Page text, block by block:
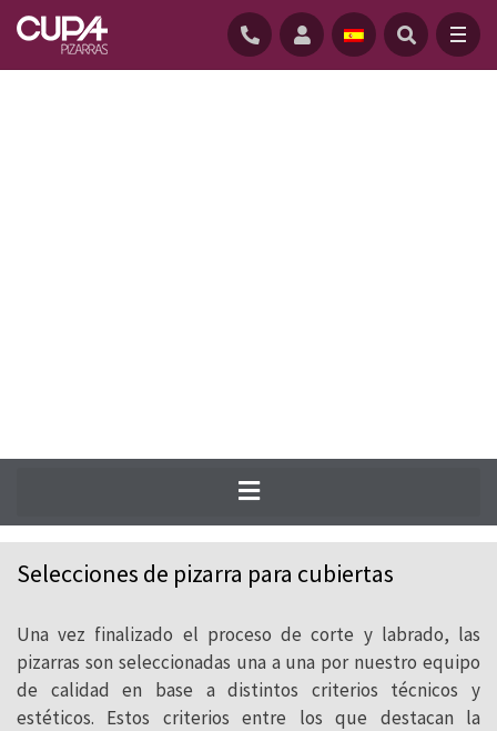
de 24 canteras y la transformamos en
nuestras 29 naves, donde conviven la más
alta tecnología con el saber hacer tradicional
de nuestros maestros labradores.
Selecciones de pizarra para cubiertas
Una vez finalizado el proceso de corte y labrado, las
pizarras son seleccionadas una a una por nuestro equipo
de calidad en base a distintos criterios técnicos y
estéticos. Estos criterios entre los que destacan la